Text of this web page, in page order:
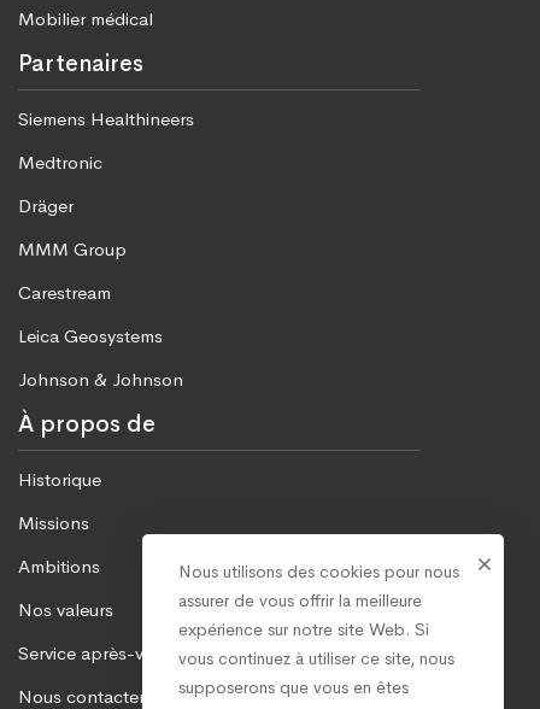
Mobilier médical
Partenaires
Siemens Healthineers
Medtronic
Dräger
MMM Group
Carestream
Leica Geosystems
Johnson & Johnson
À propos de
Historique
Missions
Ambitions
Nos valeurs
Service après-vente
Nous contacter
Nous utilisons des cookies pour nous
assurer de vous offrir la meilleure
expérience sur notre site Web. Si
vous continuez à utiliser ce site, nous
supposerons que vous en êtes